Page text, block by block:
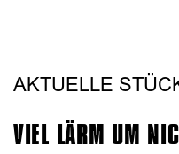
AKTUELLE
VIEL LÄRM UM